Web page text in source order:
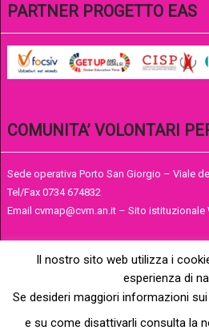
PARTNER PROGETTO EAS
COMUNITA’ VOLONTARI
Sede operativa Porto San Giorgio – Viale
Tel/Fax 0734 674832
Email cvmap@cvm.an.it – Sito istituzionale
Il nostro sito web utilizza i
esperienza di
Se desideri maggiori informazioni
e su come disattivarli consulta la